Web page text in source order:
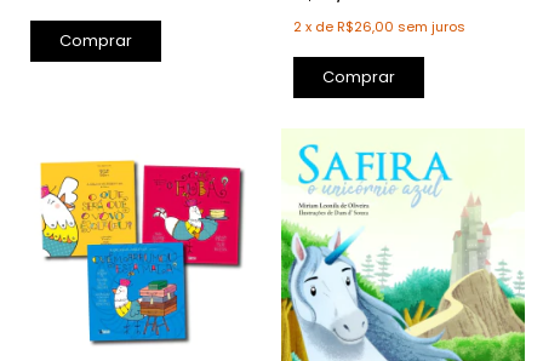
Comprar
2 x deR$26,00 sem juros
Comprar